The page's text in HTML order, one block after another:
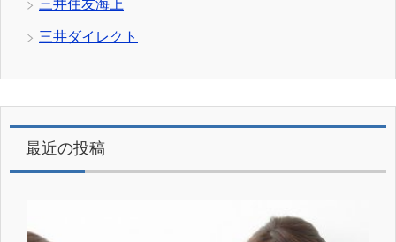
三井住友海上
三井ダイレクト
最近の投稿